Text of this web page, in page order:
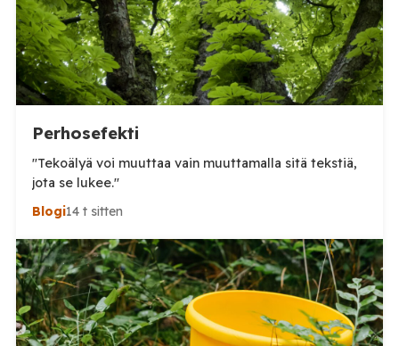
Perhosefekti
"Tekoälyä voi muuttaa vain muuttamalla sitä tekstiä,
jota se lukee."
Blogi14 t sitten